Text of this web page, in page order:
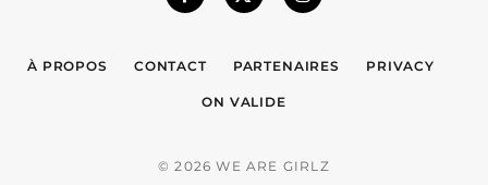
À PROPOS CONTACT PARTENAIRES PRIVACY
ON VALIDE
© 2026 WE ARE GIRLZ